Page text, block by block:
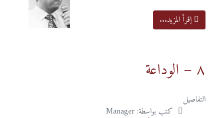
اِقرأ المزيد...
٨ – الوداعة
التفاصيل
كتب بواسطة: Manager